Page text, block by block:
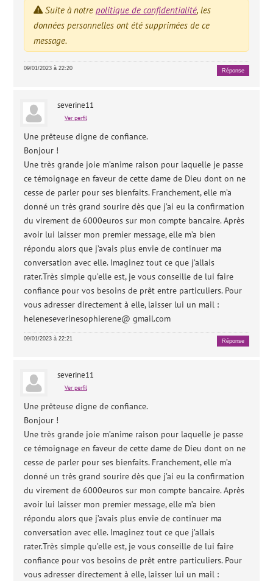
Suite à notrepolitique de confidentialité, les
données personnelles ont été supprimées de ce
message.
09/01/2023 à 22:20 Réponse
severine11
Ver perfil
Une prêteuse digne de confiance.
Bonjour !
Une très grande joie m’anime raison pour laquelle je passe
ce témoignage en faveur de cette dame de Dieu dont on ne
cesse de parler pour ses bienfaits. Franchement, elle m’a
donné un très grand sourire dès que j’ai eu la confirmation
du virement de 6000euros sur mon compte bancaire. Après
avoir lui laisser mon premier message, elle m’a bien
répondu alors que j’avais plus envie de continuer ma
conversation avec elle. Imaginez tout ce que j’allais
rater.Très simple qu’elle est, je vous conseille de lui faire
confiance pour vos besoins de prêt entre particuliers. Pour
vous adresser directement à elle, laisser lui un mail :
heleneseverinesophierene@ gmail.com
09/01/2023 à 22:21 Réponse
severine11
Ver perfil
Une prêteuse digne de confiance.
Bonjour !
Une très grande joie m’anime raison pour laquelle je passe
ce témoignage en faveur de cette dame de Dieu dont on ne
cesse de parler pour ses bienfaits. Franchement, elle m’a
donné un très grand sourire dès que j’ai eu la confirmation
du virement de 6000euros sur mon compte bancaire. Après
avoir lui laisser mon premier message, elle m’a bien
répondu alors que j’avais plus envie de continuer ma
conversation avec elle. Imaginez tout ce que j’allais
rater.Très simple qu’elle est, je vous conseille de lui faire
confiance pour vos besoins de prêt entre particuliers. Pour
vous adresser directement à elle, laisser lui un mail :